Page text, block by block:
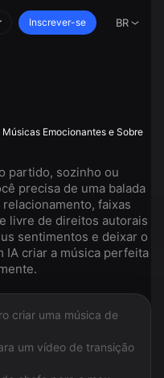
Inscrever-se BR
Emocionantes e Sobre
partido, sozinho ou
precisa de uma balada
faixas
livre de direitos autorais
sentimentos e deixar o
IA criar a música perfeita